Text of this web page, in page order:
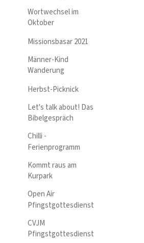
Wortwechsel im
Oktober
Missionsbasar 2021
Männer-Kind
Wanderung
Herbst-Picknick
Let's talk about! Das
Bibelgespräch
Chilli -
Ferienprogramm
Kommt raus am
Kurpark
Open Air
Pfingstgottesdienst
CVJM
Pfingstgottesdienst